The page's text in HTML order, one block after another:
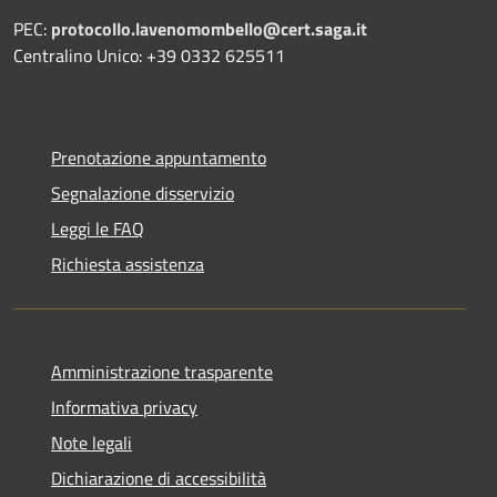
PEC: protocollo.lavenomombello@cert.saga.it
Centralino Unico: +39 0332 625511
Prenotazione appuntamento
Segnalazione disservizio
Leggi le FAQ
Richiesta assistenza
Amministrazione trasparente
Informativa privacy
Note legali
Dichiarazione di accessibilità